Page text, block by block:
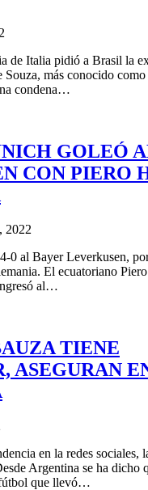
de Italia pidió a Brasil la
Souza, más conocido
condena…
GOLEÓ
CON PIERO
2022
0 al Bayer Leverkusen,
El ecuatoriano
al…
TIENE
ASEGURAN
en la redes sociales,
Argentina se ha dicho
que llevó…